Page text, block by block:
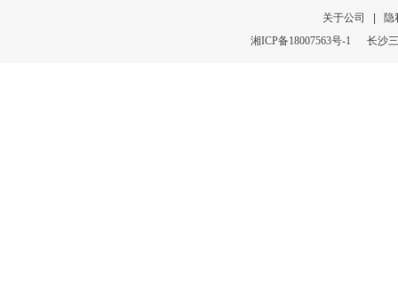
关于公司
隐
湘ICP备18007563号-1 长沙三